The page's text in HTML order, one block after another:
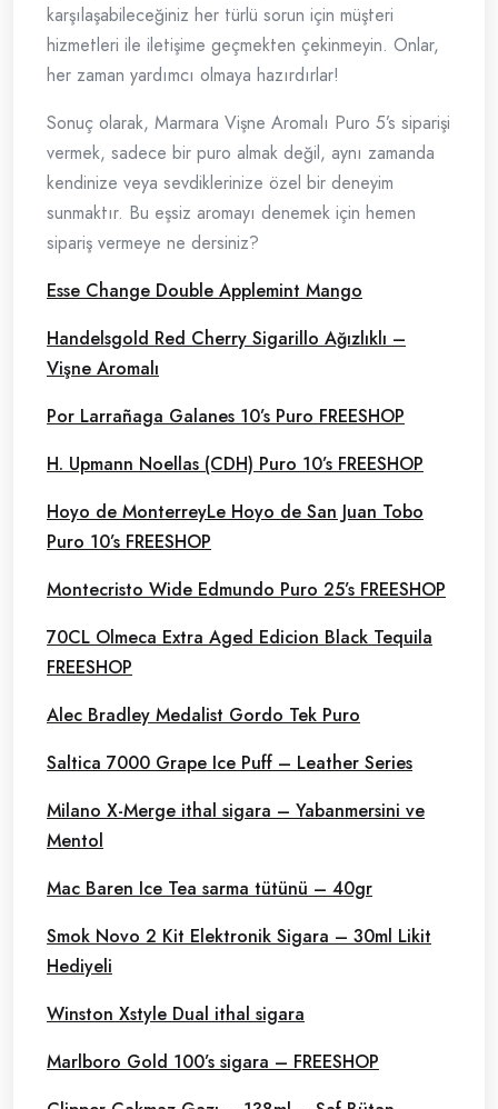
karşılaşabileceğiniz her türlü sorun için müşteri
hizmetleri ile iletişime geçmekten çekinmeyin. Onlar,
her zaman yardımcı olmaya hazırdırlar!
Sonuç olarak, Marmara Vişne Aromalı Puro 5’s siparişi
vermek, sadece bir puro almak değil, aynı zamanda
kendinize veya sevdiklerinize özel bir deneyim
sunmaktır. Bu eşsiz aromayı denemek için hemen
sipariş vermeye ne dersiniz?
Esse Change Double Applemint Mango
Handelsgold Red Cherry Sigarillo Ağızlıklı –
Vişne Aromalı
Por Larrañaga Galanes 10’s Puro FREESHOP
H. Upmann Noellas (CDH) Puro 10’s FREESHOP
Hoyo de MonterreyLe Hoyo de San Juan Tobo
Puro 10’s FREESHOP
Montecristo Wide Edmundo Puro 25’s FREESHOP
70CL Olmeca Extra Aged Edicion Black Tequila
FREESHOP
Alec Bradley Medalist Gordo Tek Puro
Saltica 7000 Grape Ice Puff – Leather Series
Milano X-Merge ithal sigara – Yabanmersini ve
Mentol
Mac Baren Ice Tea sarma tütünü – 40gr
Smok Novo 2 Kit Elektronik Sigara – 30ml Likit
Hediyeli
Winston Xstyle Dual ithal sigara
Marlboro Gold 100’s sigara – FREESHOP